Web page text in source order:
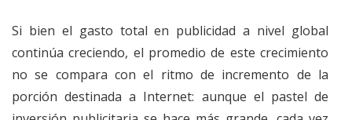
Si bien el gasto total en publicidad a nivel global
continúa creciendo, el promedio de este crecimiento
no se compara con el ritmo de incremento de la
porción destinada a Internet: aunque el pastel de